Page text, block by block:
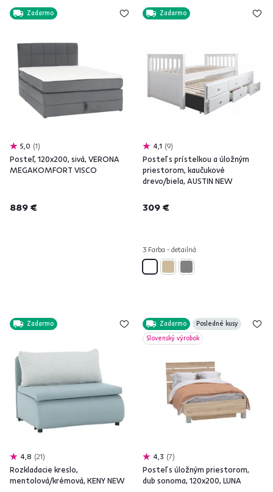
Zadarmo
5,0 1
Posteľ, 120x200, sivá, VERONA
MEGAKOMFORT VISCO
889 €
Zadarmo
4,1 9
Posteľ s prístelkou a úložným
priestorom, kaučukové
drevo/biela, AUSTIN NEW
309 €
3 Farba - detailná
Zadarmo
4,8 21
Rozkladacie kreslo,
mentolová/krémová, KENY NEW
Zadarmo
Posledné kusy
Slovenský výrobok
4,3 7
Posteľ s úložným priestorom,
dub sonoma, 120x200, LUNA